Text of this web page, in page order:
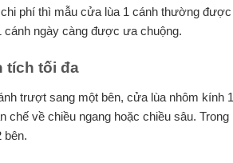
phí thì mẫu cửa lùa 1 cánh thường
cánh ngày càng được ưa chuộng.
tích tối đa
trượt sang một bên, cửa lùa nhôm kính
chế về chiều ngang hoặc chiều sâu.
bên.